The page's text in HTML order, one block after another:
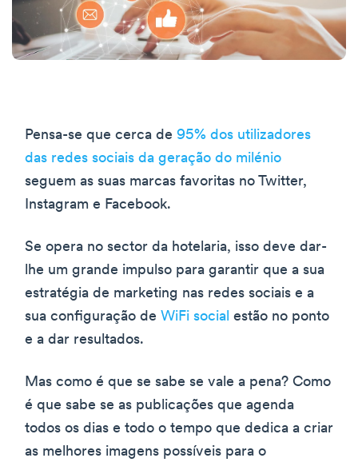
Pensa-se que cerca de 95% dos utilizadores
das redes sociais da geração do milénio
seguem as suas marcas favoritas no Twitter,
Instagram e Facebook.
Se opera no sector da hotelaria, isso deve dar-
lhe um grande impulso para garantir que a sua
estratégia de marketing nas redes sociais e a
sua configuração de WiFi social estão no ponto
e a dar resultados.
Mas como é que se sabe se vale a pena? Como
é que sabe se as publicações que agenda
todos os dias e todo o tempo que dedica a criar
as melhores imagens possíveis para o